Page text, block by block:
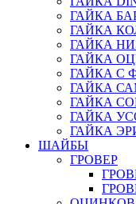
ГАЙКА
ГАЙКА
ГАЙКА
ГАЙКА
ГАЙКА С
ГАЙКА
ГАЙКА
ГАЙКА
ГАЙКА
ШАЙБЫ
ГРОВЕР